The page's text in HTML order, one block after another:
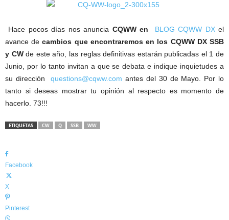
Hace pocos días nos anuncia CQWW en BLOG CQWW DXel
avance decambios que encontraremos en los CQWW DX SSB
y CWde este año, las reglas definitivas estarán publicadas el 1 de
Junio, por lo tanto invitan a que se debata e indique inquietudes a
su direcciónquestions@cqww.com antes del 30 de Mayo. Por lo
tanto si deseas mostrar tu opinión al respecto es momento de
hacerlo. 73!!!
ETIQUETAS CW Q SSB WW
Facebook
X
Pinterest